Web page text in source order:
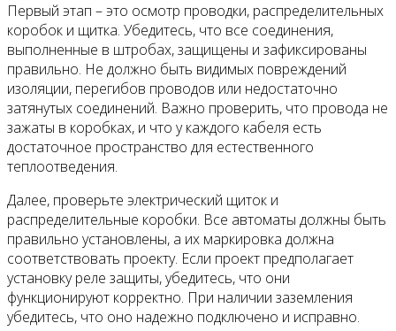
Первый этап – это осмотр проводки, распределительных
коробок и щитка. Убедитесь, что все соединения,
выполненные в штробах, защищены и зафиксированы
правильно. Не должно быть видимых повреждений
изоляции, перегибов проводов или недостаточно
затянутых соединений. Важно проверить, что провода не
зажаты в коробках, и что у каждого кабеля есть
достаточное пространство для естественного
теплоотведения.
Далее, проверьте электрический щиток и
распределительные коробки. Все автоматы должны быть
правильно установлены, а их маркировка должна
соответствовать проекту. Если проект предполагает
установку реле защиты, убедитесь, что они
функционируют корректно. При наличии заземления
убедитесь, что оно надежно подключено и исправно.